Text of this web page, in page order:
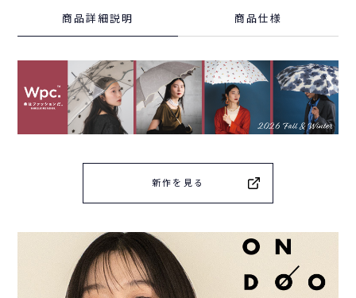
商品詳細説明 商品仕様
新作を見る